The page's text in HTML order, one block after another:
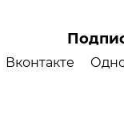
Вконтакте